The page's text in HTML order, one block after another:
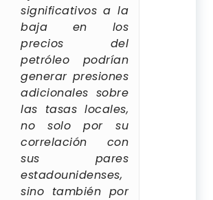
significativos a la
baja en los
precios del
petróleo podrían
generar presiones
adicionales sobre
las tasas locales,
no solo por su
correlación con
sus pares
estadounidenses,
sino también por